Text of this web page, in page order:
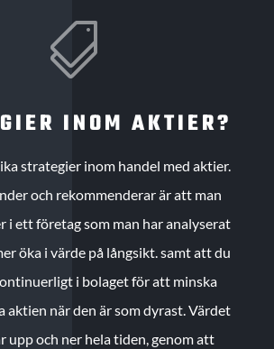

INOM AKTIER?
strategier inom handel med aktier.
och rekommenderar är att man
i ett företag som man har analyserat
öka i värde på långsikt. samt att du
i bolaget för att minska
aktien när den är som dyrast. Värdet
upp och ner hela tiden, genom att